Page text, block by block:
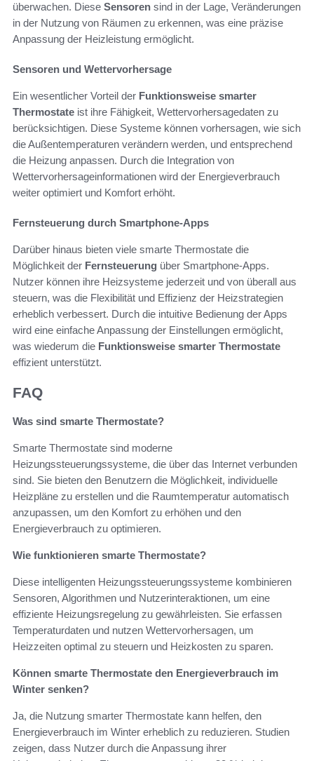
überwachen. Diese Sensoren sind in der Lage, Veränderungen
in der Nutzung von Räumen zu erkennen, was eine präzise
Anpassung der Heizleistung ermöglicht.
Sensoren und Wettervorhersage
Ein wesentlicher Vorteil der Funktionsweise smarter
Thermostate ist ihre Fähigkeit, Wettervorhersagedaten zu
berücksichtigen. Diese Systeme können vorhersagen, wie sich
die Außentemperaturen verändern werden, und entsprechend
die Heizung anpassen. Durch die Integration von
Wettervorhersageinformationen wird der Energieverbrauch
weiter optimiert und Komfort erhöht.
Fernsteuerung durch Smartphone-Apps
Darüber hinaus bieten viele smarte Thermostate die
Möglichkeit der Fernsteuerung über Smartphone-Apps.
Nutzer können ihre Heizsysteme jederzeit und von überall aus
steuern, was die Flexibilität und Effizienz der Heizstrategien
erheblich verbessert. Durch die intuitive Bedienung der Apps
wird eine einfache Anpassung der Einstellungen ermöglicht,
was wiederum die Funktionsweise smarter Thermostate
effizient unterstützt.
FAQ
Was sind smarte Thermostate?
Smarte Thermostate sind moderne
Heizungssteuerungssysteme, die über das Internet verbunden
sind. Sie bieten den Benutzern die Möglichkeit, individuelle
Heizpläne zu erstellen und die Raumtemperatur automatisch
anzupassen, um den Komfort zu erhöhen und den
Energieverbrauch zu optimieren.
Wie funktionieren smarte Thermostate?
Diese intelligenten Heizungssteuerungssysteme kombinieren
Sensoren, Algorithmen und Nutzerinteraktionen, um eine
effiziente Heizungsregelung zu gewährleisten. Sie erfassen
Temperaturdaten und nutzen Wettervorhersagen, um
Heizzeiten optimal zu steuern und Heizkosten zu sparen.
Können smarte Thermostate den Energieverbrauch im
Winter senken?
Ja, die Nutzung smarter Thermostate kann helfen, den
Energieverbrauch im Winter erheblich zu reduzieren. Studien
zeigen, dass Nutzer durch die Anpassung ihrer